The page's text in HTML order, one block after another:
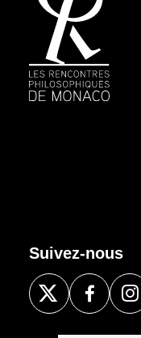
Suivez-nous